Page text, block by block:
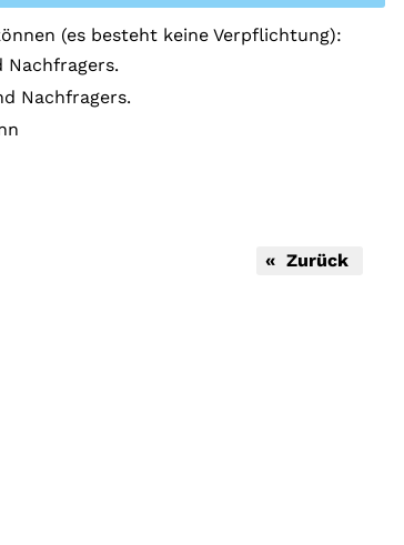
(es besteht keine Verpflichtung):
Nachfragers.
« Zurück